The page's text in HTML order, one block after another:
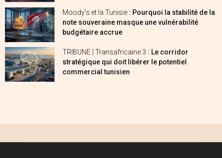
Moody’s et la Tunisie : Pourquoi la stabilité de la
note souveraine masque une vulnérabilité
budgétaire accrue
TRIBUNE | Transafricaine 3 : Le corridor
stratégique qui doit libérer le potentiel
commercial tunisien